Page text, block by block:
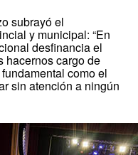
subrayó el
y municipal: “En
desfinancia el
hacernos cargo de
como el
sin atención a ningún